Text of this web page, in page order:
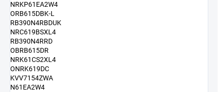
NRKP61EA2W4
ORB615DBK-L
RB390N4RBDUK
NRC619BSXL4
RB390N4RRD
OBRB615DR
NRK61CS2XL4
ONRK619DC
KVV7154ZWA
N61EA2W4